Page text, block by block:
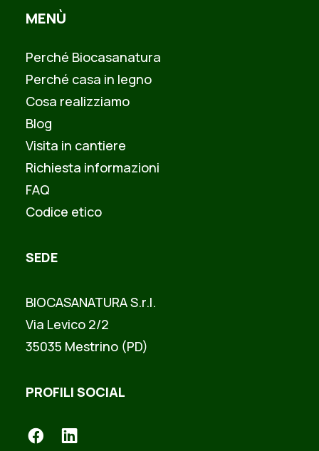
MENÙ
Perché Biocasanatura
Perché casa in legno
Cosa realizziamo
Blog
Visita in cantiere
Richiesta informazioni
FAQ
Codice etico
SEDE
BIOCASANATURA S.r.l.
Via Levico 2/2
35035 Mestrino (PD)
PROFILI SOCIAL